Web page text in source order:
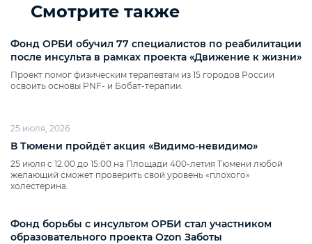
Смотрите также
Фонд ОРБИ обучил 77 специалистов по реабилитации
после инсульта в рамках проекта «Движение к жизни»
Проект помог физическим терапевтам из 15 городов России
освоить основы PNF‑ и Бобат‑терапии.
25 июля, 2026
В Тюмени пройдёт акция «Видимо‑невидимо»
25 июля с 12:00 до 15:00 на Площади 400‑летия Тюмени любой
желающий сможет проверить свой уровень «плохого»
холестерина.
Фонд борьбы с инсультом ОРБИ стал участником
образовательного проекта Ozon Заботы